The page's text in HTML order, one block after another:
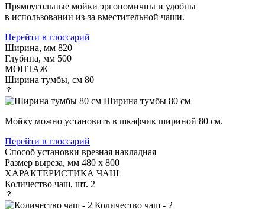
Прямоугольные мойки эргономичны и удобны
в использовании из-за вместительной чаши.
Перейти в глоссарий
Ширина, мм 820
Глубина, мм 500
МОНТАЖ
Ширина тумбы, см 80
Ширина тумбы 80 см
Мойку можно установить в шкафчик шириной 80 см.
Перейти в глоссарий
Способ установки врезная накладная
Размер выреза, мм 480 х 800
ХАРАКТЕРИСТИКА ЧАШ
Количество чаш, шт. 2
Количество чаш - 2